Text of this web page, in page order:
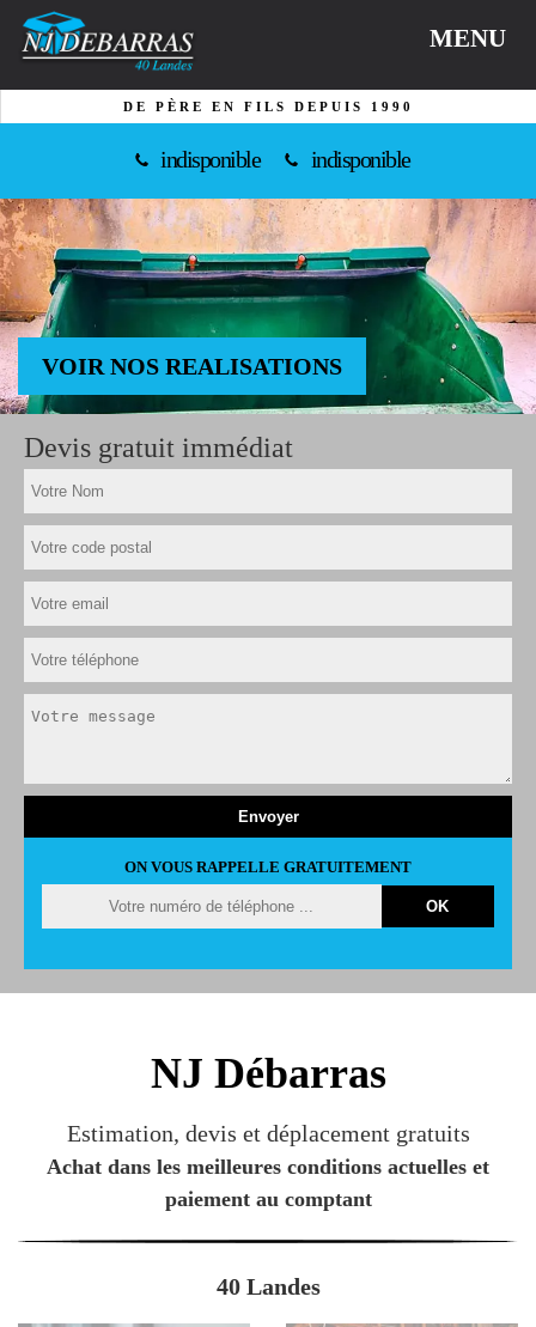
MENU
DE PÈRE EN FILS DEPUIS 1990
indisponible indisponible
VOIR NOS REALISATIONS
Devis gratuit immédiat
ON VOUS RAPPELLE GRATUITEMENT
NJ Débarras
Estimation, devis et déplacement gratuits
Achat dans les meilleures conditions actuelles et
paiement au comptant
40 Landes